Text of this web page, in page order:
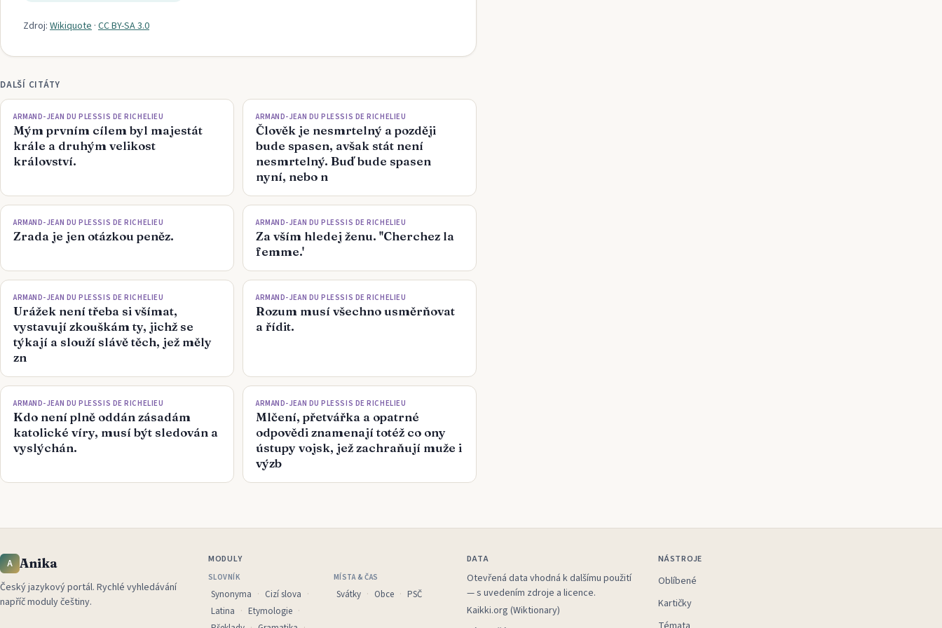
Zdroj: Wikiquote · CC BY-SA 3.0
DALŠÍ CITÁTY
ARMAND-JEAN DU PLESSIS DE RICHELIEU
Mým prvním cílem byl majestát
krále a druhým velikost
království.
ARMAND-JEAN DU PLESSIS DE RICHELIEU
Člověk je nesmrtelný a později
bude spasen, avšak stát není
nesmrtelný. Buď bude spasen
nyní, nebo n
ARMAND-JEAN DU PLESSIS DE RICHELIEU
Zrada je jen otázkou peněz.
ARMAND-JEAN DU PLESSIS DE RICHELIEU
Za vším hledej ženu. ''Cherchez la
femme.'
ARMAND-JEAN DU PLESSIS DE RICHELIEU
Urážek není třeba si všímat,
vystavují zkouškám ty, jichž se
týkají a slouží slávě těch, jež měly
zn
ARMAND-JEAN DU PLESSIS DE RICHELIEU
Rozum musí všechno usměrňovat
a řídit.
ARMAND-JEAN DU PLESSIS DE RICHELIEU
Kdo není plně oddán zásadám
katolické víry, musí být sledován a
vyslýchán.
ARMAND-JEAN DU PLESSIS DE RICHELIEU
Mlčení, přetvářka a opatrné
odpovědi znamenají totéž co ony
ústupy vojsk, jež zachraňují muže i
výzb
A Anika
Český jazykový portál. Rychlé vyhledávání
napříč moduly češtiny.
MODULY
SLOVNÍK
Synonyma
Cizí slova
Latina
Etymologie
MÍSTA & ČAS
Svátky Obce PSČ
DATA
Otevřená data vhodná k dalšímu použití
— s uvedením zdroje a licence.
Kaikki.org (Wiktionary)
NÁSTROJE
Oblíbené
Kartičky